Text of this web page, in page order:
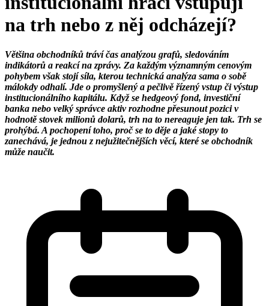
na trh nebo z něj odcházejí?
Většina obchodníků tráví čas analýzou grafů, sledováním
indikátorů a reakcí na zprávy. Za každým významným cenovým
pohybem však stojí síla, kterou technická analýza sama o sobě
málokdy odhalí. Jde o promyšlený a pečlivě řízený vstup či výstup
institucionálního kapitálu. Když se hedgeový fond, investiční
banka nebo velký správce aktiv rozhodne přesunout pozici v
hodnotě stovek milionů dolarů, trh na to nereaguje jen tak. Trh se
prohýbá. A pochopení toho, proč se to děje a jaké stopy to
zanechává, je jednou z nejužitečnějších věcí, které se obchodník
může naučit.